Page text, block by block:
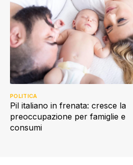
Pil italiano in frenata: cresce la
preoccupazione per famiglie e
consumi
POLITICA